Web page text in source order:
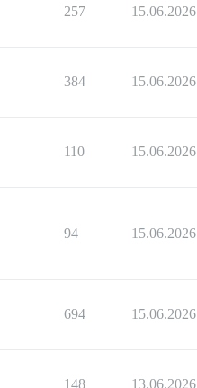
257 15.06.2026
384 15.06.2026
110 15.06.2026
94 15.06.2026
694 15.06.2026
148 13.06.2026